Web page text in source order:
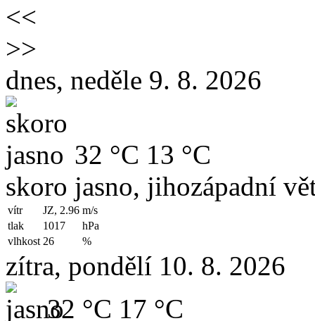
<<
>>
dnes, neděle 9. 8. 2026
32 °C 13 °C
skoro jasno, jihozápadní
vítr JZ, 2.96 m/s
tlak
1017
hPa
vlhkost 26 %
zítra, pondělí 10. 8. 2026
32 °C 17 °C